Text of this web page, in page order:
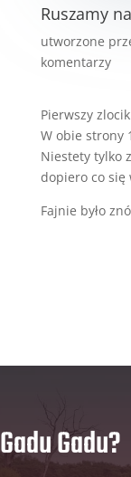
Ruszamy
utworzone
komentarzy
Pierwszy
W obie strony
Niestety tylko
dopiero co się
Fajnie było
Gadu Gadu?